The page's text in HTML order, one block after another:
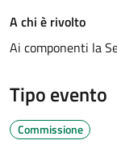
A chi è rivolto
Ai componenti la
Tipo evento
Commissione